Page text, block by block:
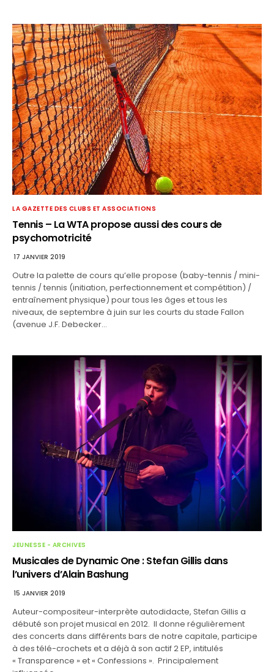
LA GAZETTE DES CLUBS ET ASSOCIATIONS
Tennis – La WTA propose aussi des cours de
psychomotricité
17 JANVIER 2019
Outre la palette de cours qu’elle propose (baby-tennis / mini-
tennis / tennis (initiation, perfectionnement et compétition) /
entraînement physique) pour tous les âges et tous les
niveaux, de septembre à juin sur les courts du stade Fallon
(avenue J.F. Debecker…
JEUNESSE - ARCHIVES
Musicales de Dynamic One : Stefan Gillis dans
l’univers d’Alain Bashung
15 JANVIER 2019
Auteur-compositeur-interprète autodidacte, Stefan Gillis a
débuté son projet musical en 2012. Il donne régulièrement
des concerts dans différents bars de notre capitale, participe
à des télé-crochets et a déjà à son actif 2 EP, intitulés
« Transparence » et « Confessions ». Principalement